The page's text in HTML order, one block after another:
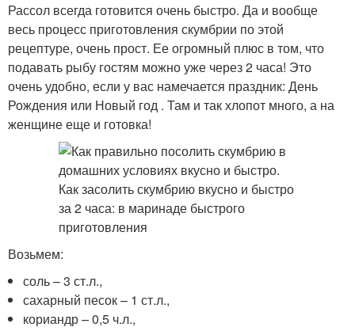
Рассол всегда готовится очень быстро. Да и вообще
весь процесс приготовления скумбрии по этой
рецептуре, очень прост. Ее огромный плюс в том, что
подавать рыбу гостям можно уже через 2 часа! Это
очень удобно, если у вас намечается праздник: День
Рождения или Новый год . Там и так хлопот много, а на
женщине еще и готовка!
Возьмем:
соль – 3 ст.л.,
сахарный песок – 1 ст.л.,
кориандр – 0,5 ч.л.,